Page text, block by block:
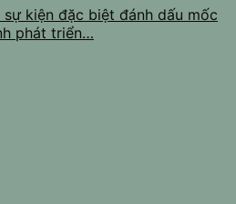
kiện đặc biệt đánh dấu mốc
phát triển…